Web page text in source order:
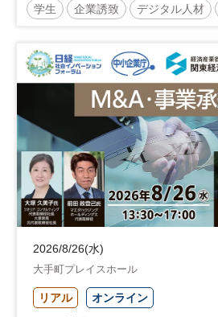
学生 企業誘致 デジタル人材
地域活性化 自治体
2026/8/26(水)
大手町プレイスホール
リアル オンライン